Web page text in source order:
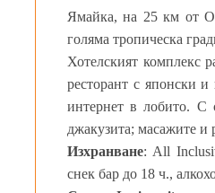
Ямайка, на 25 км от
голяма тропическа
Хотелският комплекс
ресторант с японски и
интернет в лобито. С
джакузита; масажите и
Изхранване: All
снек бар до 18 ч.,